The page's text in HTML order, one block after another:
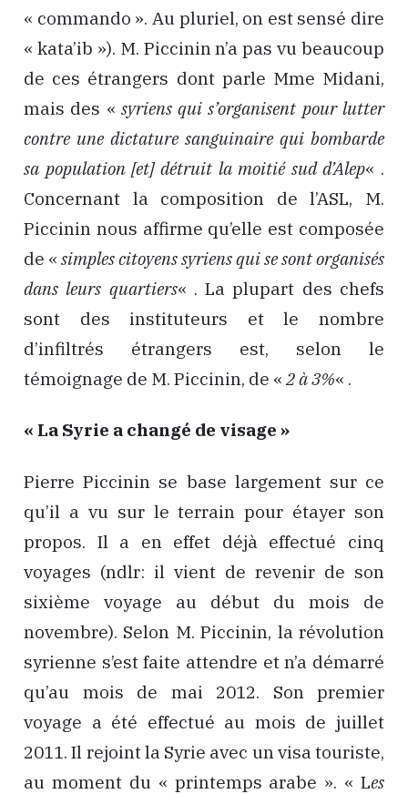
« commando ». Au pluriel, on est sensé dire
« kata’ib »). M. Piccinin n’a pas vu beaucoup
de ces étrangers dont parle Mme Midani,
mais des « syriens qui s’organisent pour lutter
contre une dictature sanguinaire qui bombarde
sa population [et] détruit la moitié sud d’Alep« .
Concernant la composition de l’ASL, M.
Piccinin nous affirme qu’elle est composée
de « simples citoyens syriens qui se sont organisés
dans leurs quartiers« . La plupart des chefs
sont des instituteurs et le nombre
d’infiltrés étrangers est, selon le
témoignage de M. Piccinin, de « 2 à 3%« .
« La Syrie a changé de visage »
Pierre Piccinin se base largement sur ce
qu’il a vu sur le terrain pour étayer son
propos. Il a en effet déjà effectué cinq
voyages (ndlr: il vient de revenir de son
sixième voyage au début du mois de
novembre). Selon M. Piccinin, la révolution
syrienne s’est faite attendre et n’a démarré
qu’au mois de mai 2012. Son premier
voyage a été effectué au mois de juillet
2011. Il rejoint la Syrie avec un visa touriste,
au moment du « printemps arabe ». « Les